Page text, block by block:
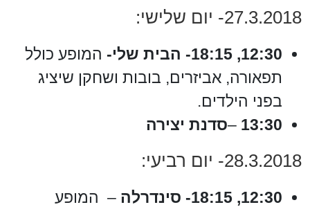
27.3.2018- יום שלישי:
12:30, 18:15- הבית שלי-
המופע כולל
תפאורה, אביזרים, בובות ושחקן שיציג
בפני הילדים.
13:30
–סדנת יצירה
28.3.2018- יום רביעי:
12:30, 18:15- סינדרלה
– המופע